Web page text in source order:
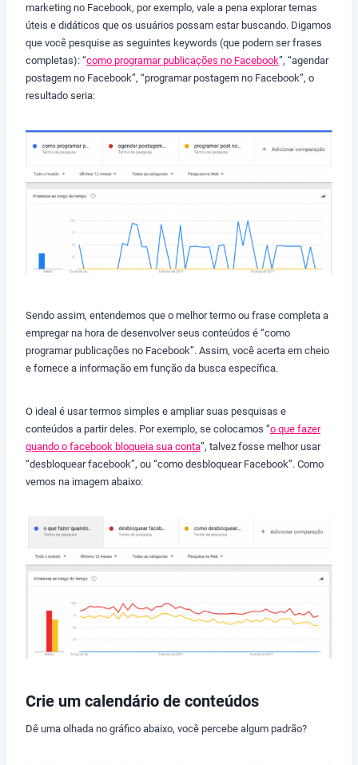
marketing no Facebook, por exemplo, vale a pena explorar temas
úteis e didáticos que os usuários possam estar buscando. Digamos
que você pesquise as seguintes keywords (que podem ser frases
completas): “como programar publicações no Facebook”, “agendar
postagem no Facebook”, “programar postagem no Facebook”, o
resultado seria:
Sendo assim, entendemos que o melhor termo ou frase completa a
empregar na hora de desenvolver seus conteúdos é “como
programar publicações no Facebook”. Assim, você acerta em cheio
e fornece a informação em função da busca específica.
O ideal é usar termos simples e ampliar suas pesquisas e
conteúdos a partir deles. Por exemplo, se colocamos “o que fazer
quando o facebook bloqueia sua conta”, talvez fosse melhor usar
“desbloquear facebook”, ou “como desbloquear Facebook”. Como
vemos na imagem abaixo:
Crie um calendário de conteúdos
Dê uma olhada no gráfico abaixo, você percebe algum padrão?